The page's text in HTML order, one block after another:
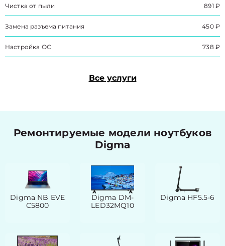
Чистка от пыли 891 ₽
Замена разъема питания 450 ₽
Настройка ОС 738 ₽
Все услуги
Ремонтируемые модели ноутбуков
Digma
Digma NB EVE
C5800
Digma DM-
LED32MQ10
Digma HF5.5-6